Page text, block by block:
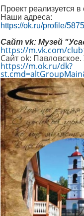
Проект реализуется
Наши адреса:
https://ok.ru/profile/
Сайт vk: Музей
https://m.vk.com/
Сайт ok:
https://m.ok.ru/dk?